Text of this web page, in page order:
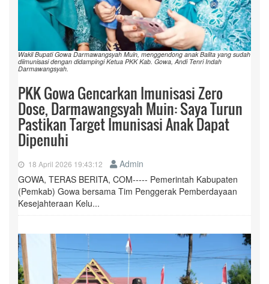
Wakil Bupati Gowa Darmawangsyah Muin, menggendong anak Balita yang sudah
diimunisasi dengan didampingi Ketua PKK Kab. Gowa, Andi Tenri Indah
Darmawangsyah.
PKK Gowa Gencarkan Imunisasi Zero
Dose, Darmawangsyah Muin: Saya Turun
Pastikan Target Imunisasi Anak Dapat
Dipenuhi
18 April 2026 19:43:12
Admin
GOWA, TERAS BERITA, COM----- Pemerintah Kabupaten
(Pemkab) Gowa bersama Tim Penggerak Pemberdayaan
Kesejahteraan Kelu...